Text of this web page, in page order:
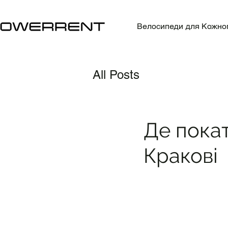
Велосипеди для
All Posts
Де
Кракові